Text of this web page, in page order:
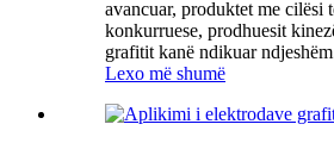
avancuar, produktet me cilësi
konkurruese, prodhuesit
grafitit kanë ndikuar
Lexo më shumë